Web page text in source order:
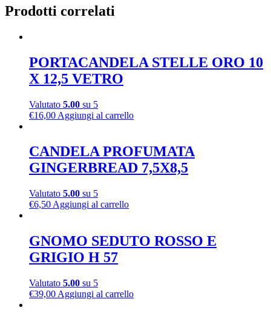
Prodotti correlati
PORTACANDELA STELLE ORO 10
X 12,5 VETRO
Valutato 5.00 su 5
€16,00 Aggiungi al carrello
CANDELA PROFUMATA
GINGERBREAD 7,5X8,5
Valutato 5.00 su 5
€6,50 Aggiungi al carrello
GNOMO SEDUTO ROSSO E
GRIGIO H 57
Valutato 5.00 su 5
€39,00 Aggiungi al carrello